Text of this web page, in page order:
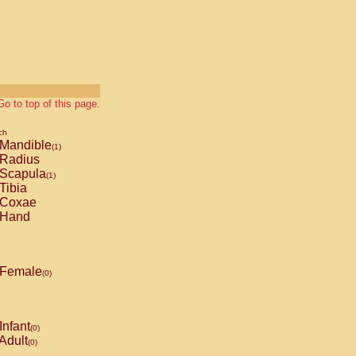
to top of this page.
Mandible(1)
Radius
Scapula(1)
Tibia
Coxae
Hand
Female(0)
Infant(0)
(0)